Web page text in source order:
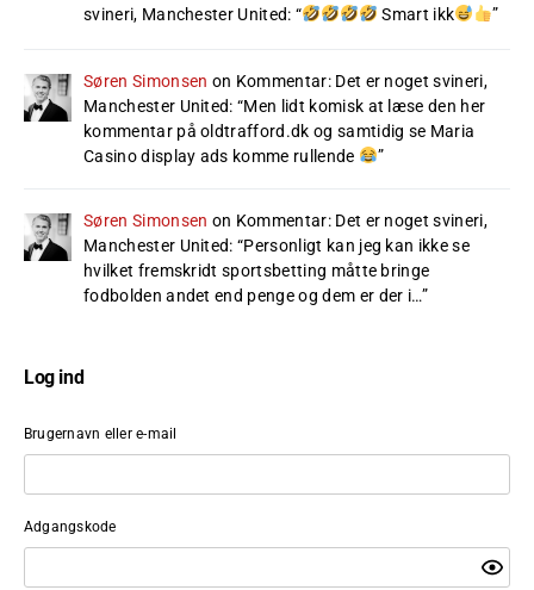
svineri, Manchester United: “ Smart ikk ”
Søren Simonsen on Kommentar: Det er noget svineri,
Manchester United: “Men lidt komisk at læse den her
kommentar på oldtrafford.dk og samtidig se Maria
Casino display ads komme rullende
”
Søren Simonsen on Kommentar: Det er noget svineri,
Manchester United: “Personligt kan jeg kan ikke se
hvilket fremskridt sportsbetting måtte bringe
fodbolden andet end penge og dem er der i…”
Log ind
Brugernavn eller e-mail
Adgangskode